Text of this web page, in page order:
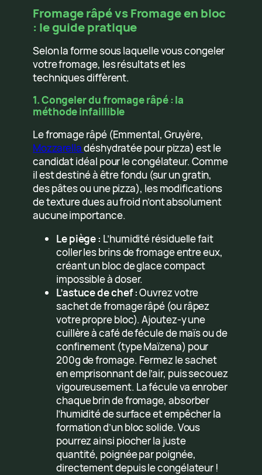
Fromage râpé vs Fromage en bloc
: le guide pratique
Selon la forme sous laquelle vous congeler
votre fromage, les résultats et les
techniques diffèrent.
1. Congeler du fromage râpé : la
méthode infaillible
Le fromage râpé (Emmental, Gruyère,
Mozzarelladéshydratée pour pizza) est le
candidat idéal pour le congélateur. Comme
il est destiné à être fondu (sur un gratin,
des pâtes ou une pizza), les modifications
de texture dues au froid n’ont absolument
aucune importance.
Le piège : L’humidité résiduelle fait
coller les brins de fromage entre eux,
créant un bloc de glace compact
impossible à doser.
L’astuce de chef :Ouvrez votre
sachet de fromage râpé (ou râpez
votre propre bloc). Ajoutez-y une
cuillère à café de fécule de maïs ou de
confinement (type Maïzena) pour
200g de fromage. Fermez le sachet
en emprisonnant de l’air, puis secouez
vigoureusement. La fécule va enrober
chaque brin de fromage, absorber
l’humidité de surface et empêcher la
formation d’un bloc solide. Vous
pourrez ainsi piocher la juste
quantité, poignée par poignée,
directement depuis le congélateur !